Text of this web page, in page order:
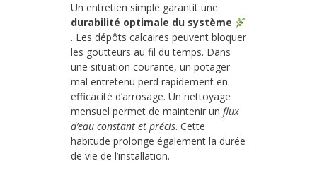
Un entretien simple garantit une
durabilité optimale du système
. Les dépôts calcaires peuvent bloquer
les goutteurs au fil du temps. Dans
une situation courante, un potager
mal entretenu perd rapidement en
efficacité d’arrosage. Un nettoyage
mensuel permet de maintenir un flux
d’eau constant et précis. Cette
habitude prolonge également la durée
de vie de l’installation.